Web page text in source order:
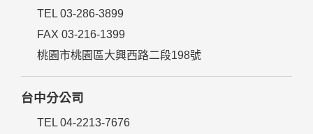
TEL 03-286-3899
FAX 03-216-1399
桃園市桃園區大興西路二段198號
台中分公司
TEL 04-2213-7676